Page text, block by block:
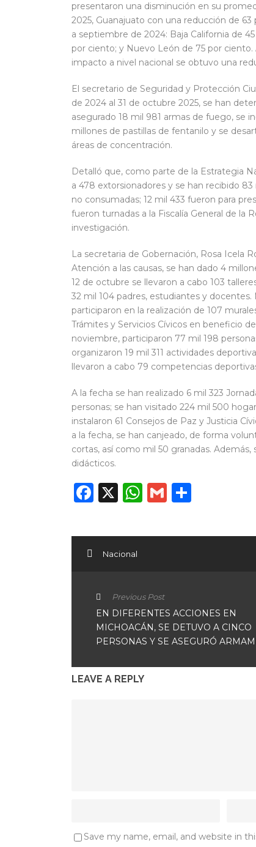
presentaron una disminución en su
2025, Guanajuato con una reducción de
a septiembre de 2024: Baja California de
por ciento; y Nuevo León de 75 por
impacto a nivel nacional se obtuvo una
El secretario de Seguridad y Protección
de 2024 al 31 de octubre 2025, se han
asegurado 18 mil 981 armas de fuego, se
millones de pastillas de fentanilo y se
áreas de concentración.
Detalló que, como parte de la Estrategia
a 478 extorsionadores y se han recibido
no consumadas; 12 mil 433 fueron para
fueron turnadas a la Fiscalía General de la
investigación.
La secretaria de Gobernación, Rosa Icela
Atención a las causas, se han dado 4
12 de octubre se llevaron a cabo 103
32 mil 104 padres, estudiantes y docentes.
participaron en la realización de 107
Trámites y Servicios Cívicos en beneficio
noviembre, participaron 77 mil 198
organizaron 19 mil 311 actividades
llevaron a cabo 79 competencias
A la fecha se han realizado 6 mil 323
personas; se han visitado 224 mil 500
instalaron 61 Consejos de Paz y Justicia
a la fecha, se han canjeado, de forma
cortas, así como mil 50 granadas.
didácticos.
Facebook
X WhatsApp
Gmail
Nacional
Previous Post
EN DIFERENTES ACCIONES EN
MICHOACÁN, SE DETUVO A CINCO
PERSONAS Y SE ASEGURÓ
LEAVE A REPLY
Save my name, email, and website in